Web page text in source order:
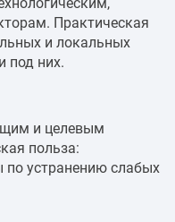
Практическая
и локальных
под них.
и целевым
польза:
устранению слабых